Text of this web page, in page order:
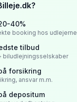
40%
booking hos udlejerne
tilbud
biludlejningsselskaber
forsikring
ansvar m.m.
depositum